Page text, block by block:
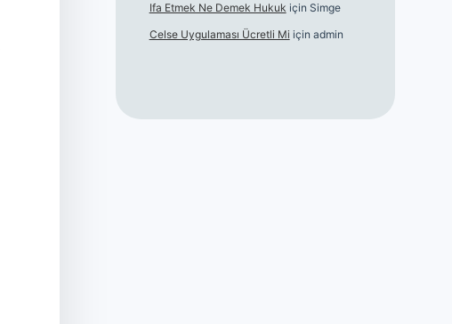
Ifa Etmek Ne Demek Hukuk için Simge
Celse Uygulaması Ücretli Mi için admin